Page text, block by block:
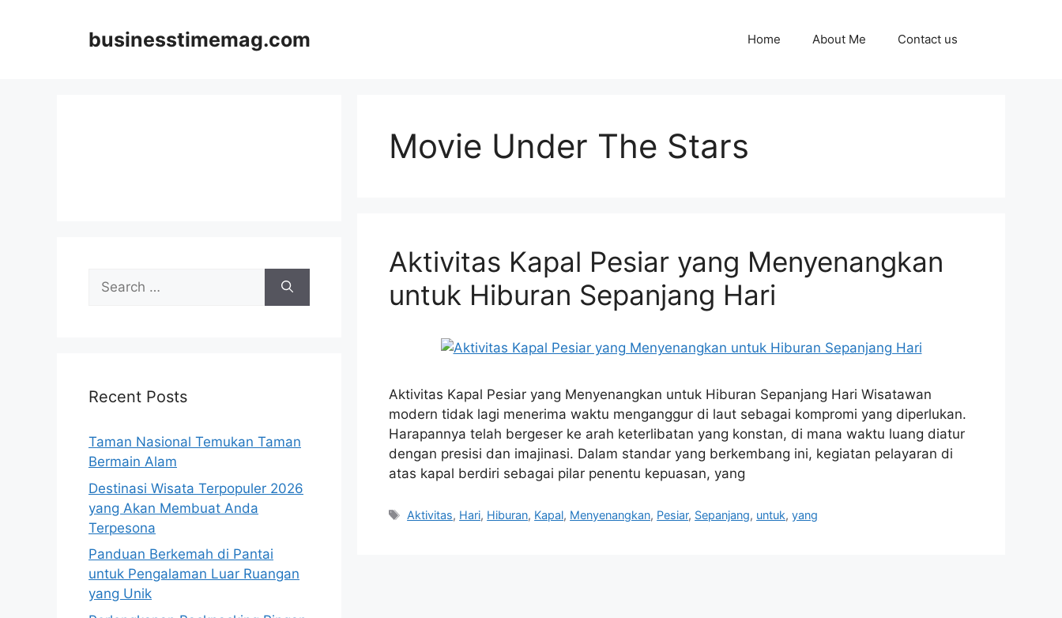
businesstimemag.com Home About Me Contact us
Movie Under The Stars
Aktivitas Kapal Pesiar yang Menyenangkan
untuk Hiburan Sepanjang Hari
Aktivitas Kapal Pesiar yang Menyenangkan untuk Hiburan Sepanjang Hari Wisatawan
modern tidak lagi menerima waktu menganggur di laut sebagai kompromi yang diperlukan.
Harapannya telah bergeser ke arah keterlibatan yang konstan, di mana waktu luang diatur
dengan presisi dan imajinasi. Dalam standar yang berkembang ini, kegiatan pelayaran di
atas kapal berdiri sebagai pilar penentu kepuasan, yang
Tags
Aktivitas, Hari, Hiburan, Kapal, Menyenangkan, Pesiar, Sepanjang, untuk,yang
Search
for:
Recent Posts
Taman Nasional Temukan Taman
Bermain Alam
Destinasi Wisata Terpopuler 2026
yang Akan Membuat Anda
Terpesona
Panduan Berkemah di Pantai
untuk Pengalaman Luar Ruangan
yang Unik